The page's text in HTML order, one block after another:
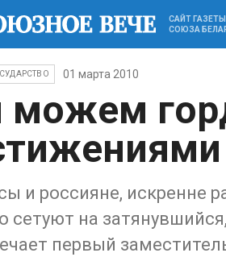
САЙТ
СОЮЗА
01 марта 2010
и россияне, искренне
сетуют на
первый